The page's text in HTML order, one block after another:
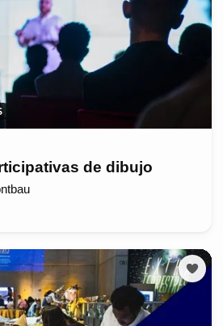
de dibujo